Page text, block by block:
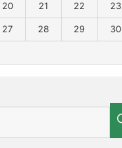
20 21 22 23
27 28 29 30